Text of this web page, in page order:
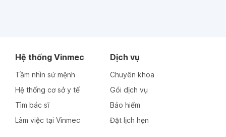
Hệ thống Vinmec
Tầm nhìn sứ mệnh
Hệ thống cơ sở y tế
Tìm bác sĩ
Làm việc tại Vinmec
Dịch vụ
Chuyên khoa
Gói dịch vụ
Bảo hiểm
Đặt lịch hẹn